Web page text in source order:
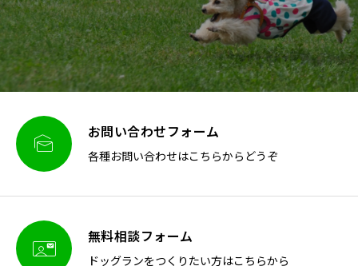
 お問い合わせフォーム
各種お問い合わせはこちらからどうぞ
 無料相談フォーム
ドッグランをつくりたい方はこちらから